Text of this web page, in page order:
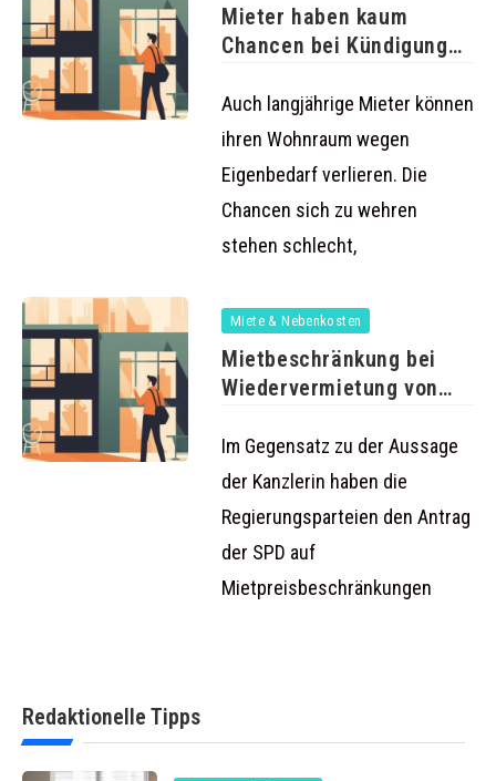
Mieter haben kaum
Chancen bei Kündigung
Auch langjährige Mieter können
ihren Wohnraum wegen
Eigenbedarf verlieren. Die
Chancen sich zu wehren
stehen schlecht,
Miete & Nebenkosten
Mietbeschränkung bei
Wiedervermietung von
abgelehnt
Im Gegensatz zu der Aussage
der Kanzlerin haben die
Regierungsparteien den Antrag
der SPD auf
Mietpreisbeschränkungen
Redaktionelle Tipps